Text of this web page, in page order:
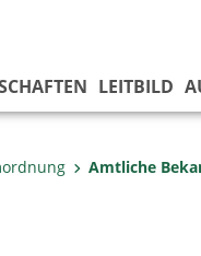
LEITBILD
Amtliche